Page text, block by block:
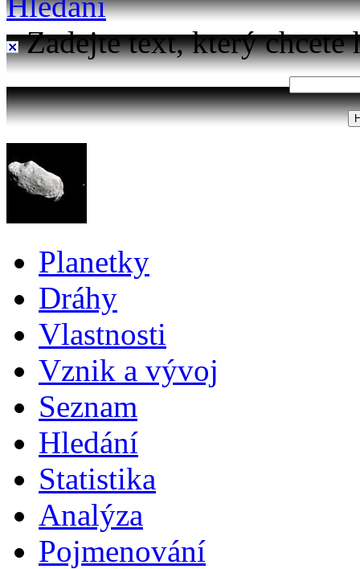
Zadejte text, který chcete
Planetky
Dráhy
Vlastnosti
Vznik a vývoj
Seznam
Hledání
Statistika
Analýza
Pojmenování